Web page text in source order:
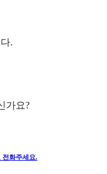
.
가요?
전화주세요.